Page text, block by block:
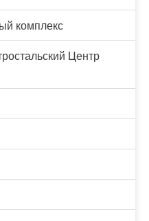
комплекс
Центр